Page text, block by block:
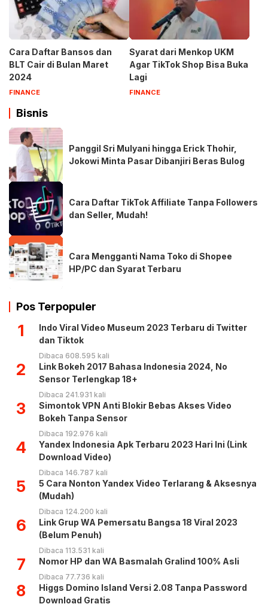
Cara Daftar Bansos dan
BLT Cair di Bulan Maret
2024
FINANCE
Syarat dari Menkop UKM
Agar TikTok Shop Bisa Buka
Lagi
FINANCE
Bisnis
Panggil Sri Mulyani hingga Erick Thohir,
Jokowi Minta Pasar Dibanjiri Beras Bulog
Cara Daftar TikTok Affiliate Tanpa Followers
dan Seller, Mudah!
Cara Mengganti Nama Toko di Shopee
HP/PC dan Syarat Terbaru
Pos Terpopuler
1
Indo Viral Video Museum 2023 Terbaru di Twitter
dan Tiktok
Dibaca 608.595 kali
2
Link Bokeh 2017 Bahasa Indonesia 2024, No
Sensor Terlengkap 18+
Dibaca 241.931 kali
3
Simontok VPN Anti Blokir Bebas Akses Video
Bokeh Tanpa Sensor
Dibaca 192.976 kali
4
Yandex Indonesia Apk Terbaru 2023 Hari Ini (Link
Download Video)
Dibaca 146.787 kali
5
5 Cara Nonton Yandex Video Terlarang & Aksesnya
(Mudah)
Dibaca 124.200 kali
6
Link Grup WA Pemersatu Bangsa 18 Viral 2023
(Belum Penuh)
Dibaca 113.531 kali
7 Nomor HP dan WA Basmalah Gralind 100% Asli
Dibaca 77.736 kali
8
Higgs Domino Island Versi 2.08 Tanpa Password
Download Gratis